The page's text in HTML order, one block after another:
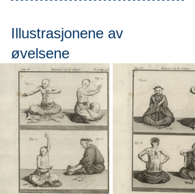
Illustrasjonene av
øvelsene